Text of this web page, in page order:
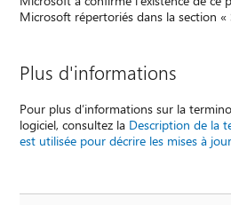
Microsoft répertoriés dans la section «
Plus d'informations
Pour plus d’informations sur la
logiciel, consultez la Description de la
est utilisée pour décrire les mises à